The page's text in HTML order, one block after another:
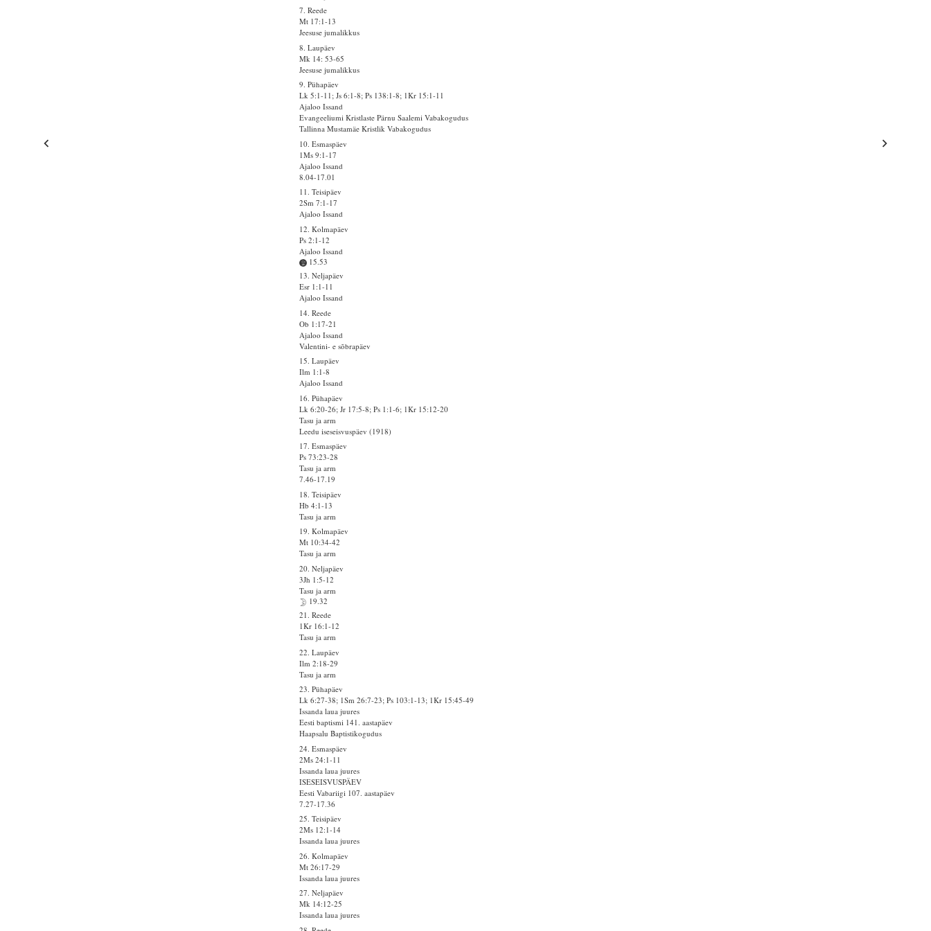
7. Reede
Mt 17:1-13
Jeesuse jumalikkus
8. Laupäev
Mk 14: 53-65
Jeesuse jumalikkus
9. Pühapäev
Lk 5:1-11; Js 6:1-8; Ps 138:1-8; 1Kr 15:1-11
Ajaloo Issand
Evangeeliumi Kristlaste Pärnu Saalemi Vabakogudus
Tallinna Mustamäe Kristlik Vabakogudus
10. Esmaspäev
1Ms 9:1-17
Ajaloo Issand
8.04-17.01
11. Teisipäev
2Sm 7:1-17
Ajaloo Issand
12. Kolmapäev
Ps 2:1-12
Ajaloo Issand
15.53
13. Neljapäev
Esr 1:1-11
Ajaloo Issand
14. Reede
Ob 1:17-21
Ajaloo Issand
Valentini- e sõbrapäev
15. Laupäev
Ilm 1:1-8
Ajaloo Issand
16. Pühapäev
Lk 6:20-26; Jr 17:5-8; Ps 1:1-6; 1Kr 15:12-20
Tasu ja arm
Leedu iseseisvuspäev (1918)
17. Esmaspäev
Ps 73:23-28
Tasu ja arm
7.46-17.19
18. Teisipäev
Hb 4:1-13
Tasu ja arm
19. Kolmapäev
Mt 10:34-42
Tasu ja arm
20. Neljapäev
3Jh 1:5-12
Tasu ja arm
19.32
21. Reede
1Kr 16:1-12
Tasu ja arm
22. Laupäev
Ilm 2:18-29
Tasu ja arm
23. Pühapäev
Lk 6:27-38; 1Sm 26:7-23; Ps 103:1-13; 1Kr 15:45-49
Issanda laua juures
Eesti baptismi 141. aastapäev
Haapsalu Baptistikogudus
24. Esmaspäev
2Ms 24:1-11
Issanda laua juures
ISESEISVUSPÄEV
Eesti Vabariigi 107. aastapäev
7.27-17.36
25. Teisipäev
2Ms 12:1-14
Issanda laua juures
26. Kolmapäev
Mt 26:17-29
Issanda laua juures
27. Neljapäev
Mk 14:12-25
Issanda laua juures